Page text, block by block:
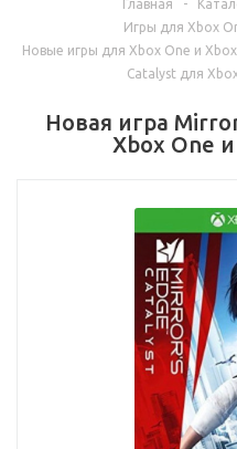
Главная -
Игры для Xbox
Новые игры для Xbox One и Xbox
Catalyst для
Новая игра
Xbox One